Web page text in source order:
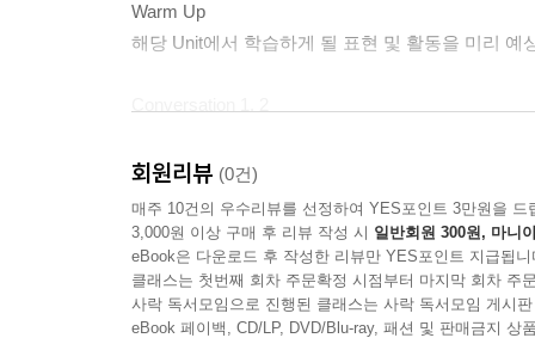
Warm Up
해당 Unit에서 학습하게 될 표현 및 활동을 미리 예
Expand Your Knowledge 1, 2
관련 표현들을 완벽하게 이해하고 습득할 수 있도
Check Up
해당 Unit에서 학습한 문법사항이나 주요 표현의
회원리뷰 (0건)
매주 10건의 우수리뷰를 선정하여 YES포인트 3만원을 드
3,000원 이상 구매 후 리뷰 작성 시 일반회원 300원, 마니
eBook은 다운로드 후 작성한 리뷰만 YES포인트 지급됩니
클래스는 첫번째 회차 주문확정 시점부터 마지막 회차 주
사락 독서모임으로 진행된 클래스는 사락 독서모임 게시
eBook 페이백, CD/LP, DVD/Blu-ray, 패션 및 판매금지 상